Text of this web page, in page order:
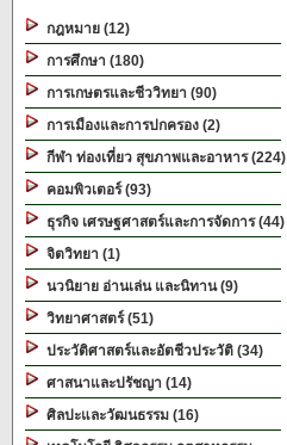
กฎหมาย (12)
การศึกษา (180)
การเกษตรและชีววิทยา (90)
การเมืองและการปกครอง (2)
กีฬา ท่องเที่ยว สุขภาพและอาหาร (224)
คอมพิวเตอร์ (93)
ธุรกิจ เศรษฐศาสตร์และการจัดการ (44)
จิตวิทยา (1)
นวนิยาย อ่านเล่น และนิทาน (9)
วิทยาศาสตร์ (51)
ประวัติศาสตร์และอัตชีวประวัติ (34)
ศาสนาและปรัชญา (14)
ศิลปะและวัฒนธรรม (16)